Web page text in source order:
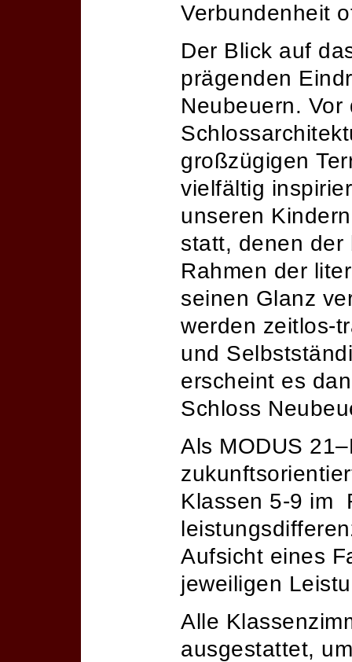
Verbundenheit
Der Blick auf
prägenden
Neubeuern.
großzügigen
vielfältig
unseren
statt, denen der
Rahmen der
seinen Glanz
werden zeitlos-
und
erscheint es
Schloss
Als MODUS
Klassen 5-9 im
Aufsicht eines
jeweiligen
Alle
ausgestattet,